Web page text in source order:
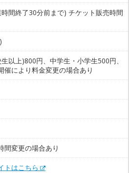
間終了30分前まで) チケット販売時間
以上)800円、中学生・小学生500円、
催により料金変更の場合あり
間変更の場合あり
トはこちら